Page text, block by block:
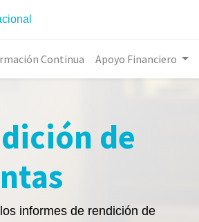
Continua Apoyo Financiero
de
informes de rendición de